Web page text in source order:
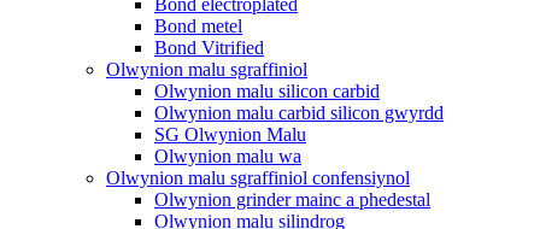
Bond electroplated
Bond metel
Bond Vitrified
Olwynion malu sgraffiniol
Olwynion malu silicon carbid
Olwynion malu carbid silicon gwyrdd
SG Olwynion Malu
Olwynion malu wa
Olwynion malu sgraffiniol confensiynol
Olwynion grinder mainc a phedestal
Olwynion malu silindrog